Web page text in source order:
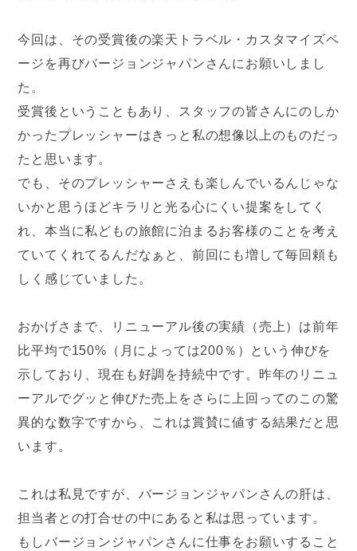
今回は、その受賞後の楽天トラベル・カスタマイズペ
ージを再びバージョンジャパンさんにお願いしまし
た。
受賞後ということもあり、スタッフの皆さんにのしか
かったプレッシャーはきっと私の想像以上のものだっ
たと思います。
でも、そのプレッシャーさえも楽しんでいるんじゃな
いかと思うほどキラリと光る心にくい提案をしてく
れ、本当に私どもの旅館に泊まるお客様のことを考え
ていてくれてるんだなぁと、前回にも増して毎回頼も
しく感じていました。
おかげさまで、リニューアル後の実績（売上）は前年
比平均で150%（月によっては200％）という伸びを
示しており、現在も好調を持続中です。昨年のリニュ
ーアルでグッと伸びた売上をさらに上回ってのこの驚
異的な数字ですから、これは賞賛に値する結果だと思
います。
これは私見ですが、バージョンジャパンさんの肝は、
担当者との打合せの中にあると私は思っています。
もしバージョンジャパンさんに仕事をお願いすること